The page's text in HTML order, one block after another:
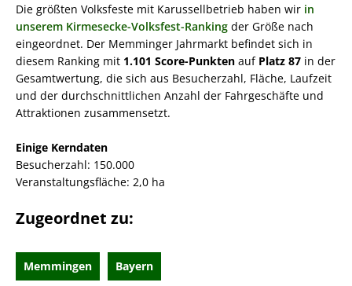
Die größten Volksfeste mit Karussellbetrieb haben wir in
unserem Kirmesecke-Volksfest-Ranking der Größe nach
eingeordnet. Der Memminger Jahrmarkt befindet sich in
diesem Ranking mit 1.101 Score-Punkten auf Platz 87 in der
Gesamtwertung, die sich aus Besucherzahl, Fläche, Laufzeit
und der durchschnittlichen Anzahl der Fahrgeschäfte und
Attraktionen zusammensetzt.
Einige Kerndaten
Besucherzahl: 150.000
Veranstaltungsfläche: 2,0 ha
Zugeordnet zu:
Memmingen Bayern